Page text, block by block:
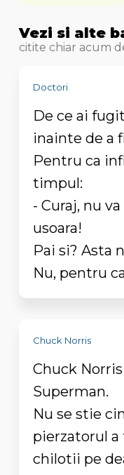
Vezi si alte
citite chiar acum
Doctori
De ce ai
inainte de a
Pentru ca
timpul:
- Curaj, nu
usoara!
Pai si? Asta
Nu, pentru
Chuck Norris
Chuck
Superman.
Nu se stie
pierzatorul
chilotii pe